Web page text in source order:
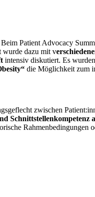
Patient Advocacy
wurde dazu mit v
intensiv diskutiert. Es
die Möglichkeit zum
zwischen
Schnittstellenkompetenz
Rahmenbedingungen